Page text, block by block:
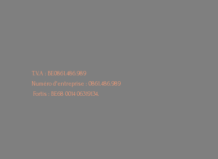
T.V.A : BE0861.486.989
Numéro d'entreprise : 0861.486.989
Fortis : BE680014 06319134.